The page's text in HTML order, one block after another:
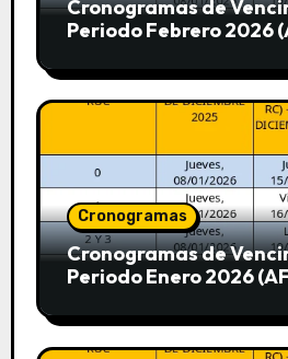
Cronogramas de
Periodo Febrero 2026
Cronogramas
Cronogramas de
Periodo Enero 2026